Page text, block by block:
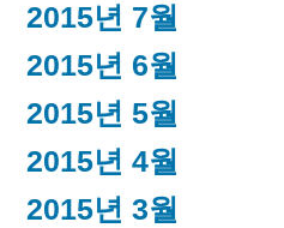
2015년 7월
2015년 6월
2015년 5월
2015년 4월
2015년 3월